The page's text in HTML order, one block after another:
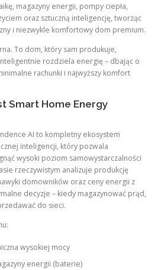
magazyny energii, pompy ciepła,
oraz sztuczną inteligencję, tworząc
i niezwykle komfortowy dom premium.
To dom, który sam produkuje,
rozdziela energię – dbając o
rachunki i najwyższy komfort
Smart Home Energy
AI to kompletny ekosystem
inteligencji, który pozwala
wysoki poziom samowystarczalności
rzeczywistym analizuje produkcję
domowników oraz ceny energii z
decyzje – kiedy magazynować prąd,
do sieci.
wysokiej mocy
energii (baterie)